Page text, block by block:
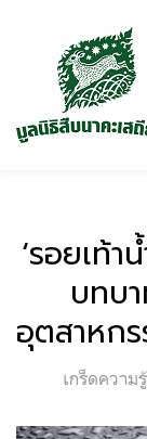
‘รอยเท้
บทบ
อุตสาหก
Categories:
เกร็ดความรู้